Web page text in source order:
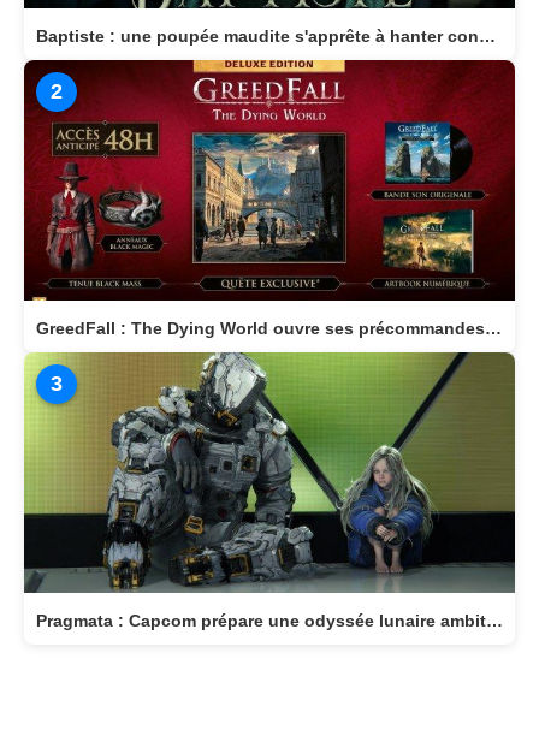
Baptiste : une poupée maudite s'apprête à hanter consoles et PC en 2026
2
GreedFall : The Dying World ouvre ses précommandes et dévoile son édition Deluxe
3
Pragmata : Capcom prépare une odyssée lunaire ambitieuse pour avril 2026